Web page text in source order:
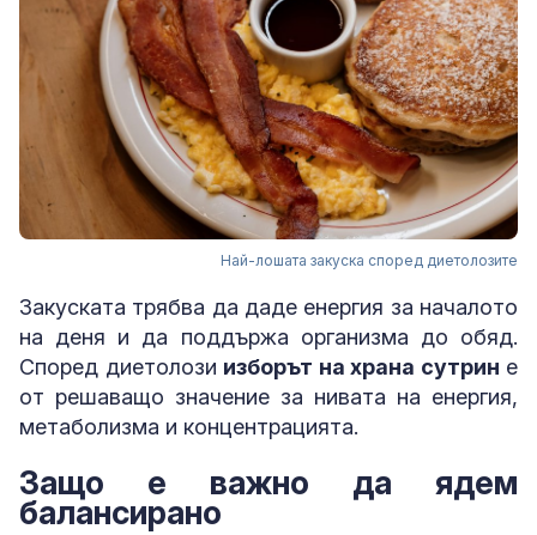
Най-лошата закуска според диетолозите
Закуската трябва да даде енергия за началото
на деня и да поддържа организма до обяд.
Според диетолози изборът на храна сутрин е
от решаващо значение за нивата на енергия,
метаболизма и концентрацията.
Защо е важно да ядем
балансирано